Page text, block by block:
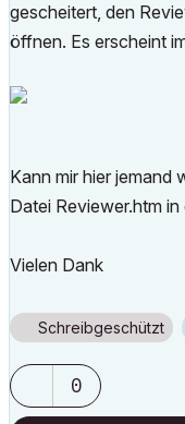
gescheitert, den
öffnen. Es erscheint
Kann mir hier jemand
Datei Reviewer.htm
Vielen Dank
Schreibgeschützt
0